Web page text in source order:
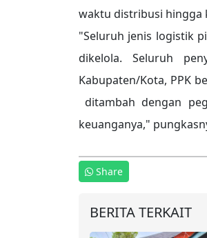
waktu distribusi hingga
"Seluruh jenis logistik
dikelola. Seluruh
Kabupaten/Kota, PPK
ditambah dengan
keuanganya,"
Share
BERITA TERKAIT